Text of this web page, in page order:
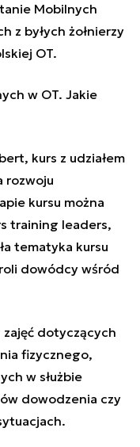
Mobilnych
z byłych żołnierzy
OT.
w OT. Jakie
kurs z udziałem
rozwoju
kursu można
training leaders,
tematyka kursu
dowódcy wśród
zajęć dotyczących
fizycznego,
w służbie
dowodzenia czy